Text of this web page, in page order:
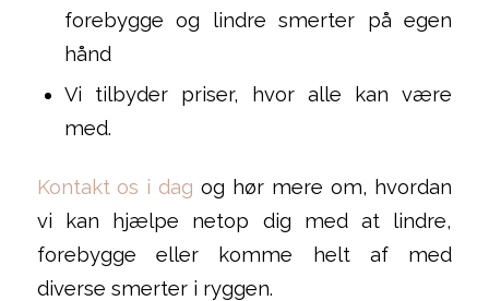
forebygge og lindre smerter på egen
hånd
Vi tilbyder priser, hvor alle kan være
med.
Kontakt os i dag og hør mere om, hvordan
vi kan hjælpe netop dig med at lindre,
forebygge eller komme helt af med
diverse smerter i ryggen.